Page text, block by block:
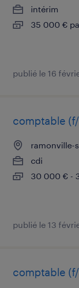
intérim
35 000 €
publié le 16
comptable
ramonville-
cdi
30 000 € -
publié le 13
comptable